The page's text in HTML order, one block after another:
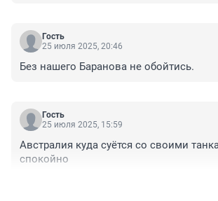
Гость
25 июля 2025, 20:46
Без нашего Баранова не обойтись.
Гость
25 июля 2025, 15:59
Австралия куда суётся со своими
спокойно